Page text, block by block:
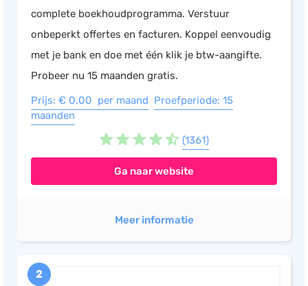
complete boekhoudprogramma. Verstuur
onbeperkt offertes en facturen. Koppel eenvoudig
met je bank en doe met één klik je btw-aangifte.
Probeer nu 15 maanden gratis.
Prijs: € 0,00 per maand Proefperiode: 15
maanden
(1361)
Ga naar website
Meer informatie
2